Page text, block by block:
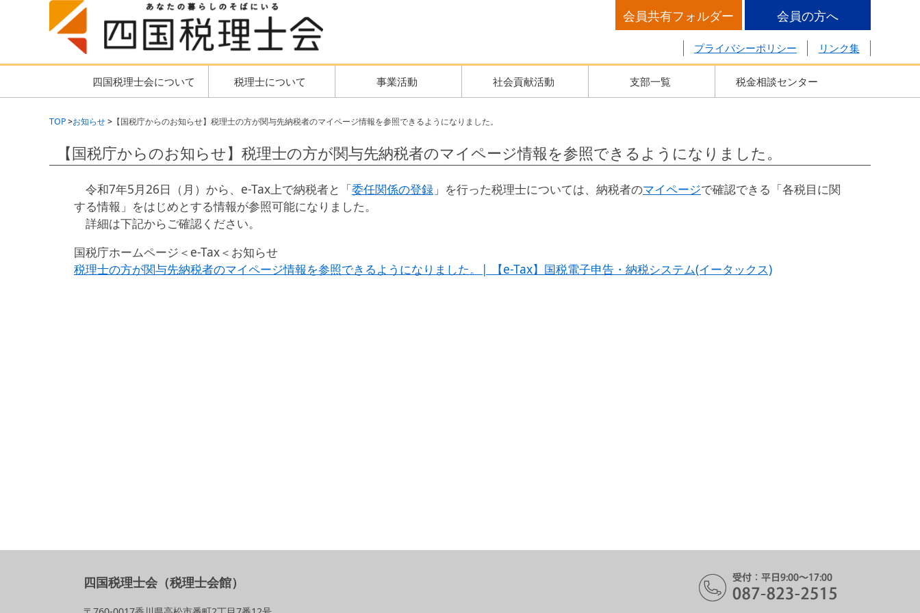
会員共有フォルダー 会員の方へ
リンク集
プライバシーポリシー
四国税理士会について 税理士について 事業活動 社会貢献活動 支部一覧 税金相談センター
TOP お知らせ 【国税庁からのお知らせ】税理士の方が関与先納税者のマイページ情報を参照できるようになりました。
【国税庁からのお知らせ】税理士の方が関与先納税者のマイページ情報を参照できるようになりました。
令和7年5月26日（月）から、e-Tax上で納税者と「委任関係の登録 」を行った税理士については、納税者のマイページで確認できる「各税目に関
する情報」をはじめとする情報が参照可能になりました。
詳細は下記からご確認ください。
国税庁ホームページ＜e-Tax＜お知らせ
税理士の方が関与先納税者のマイページ情報を参照できるようになりました。| 【e-Tax】国税電子申告・納税システム(イータックス)
四国税理士会（税理士会館）